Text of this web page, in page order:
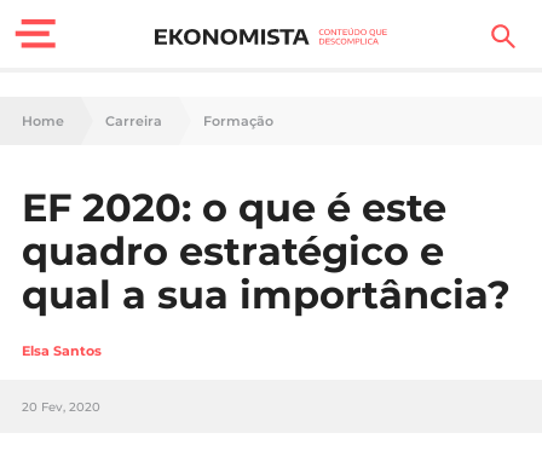
Finanças Pessoais
Carreira
Casa
Lifestyle
Sociedade
Home Carreira Formação
EF 2020: o que é este
quadro estratégico e
qual a sua importância?
Elsa Santos
20 Fev, 2020